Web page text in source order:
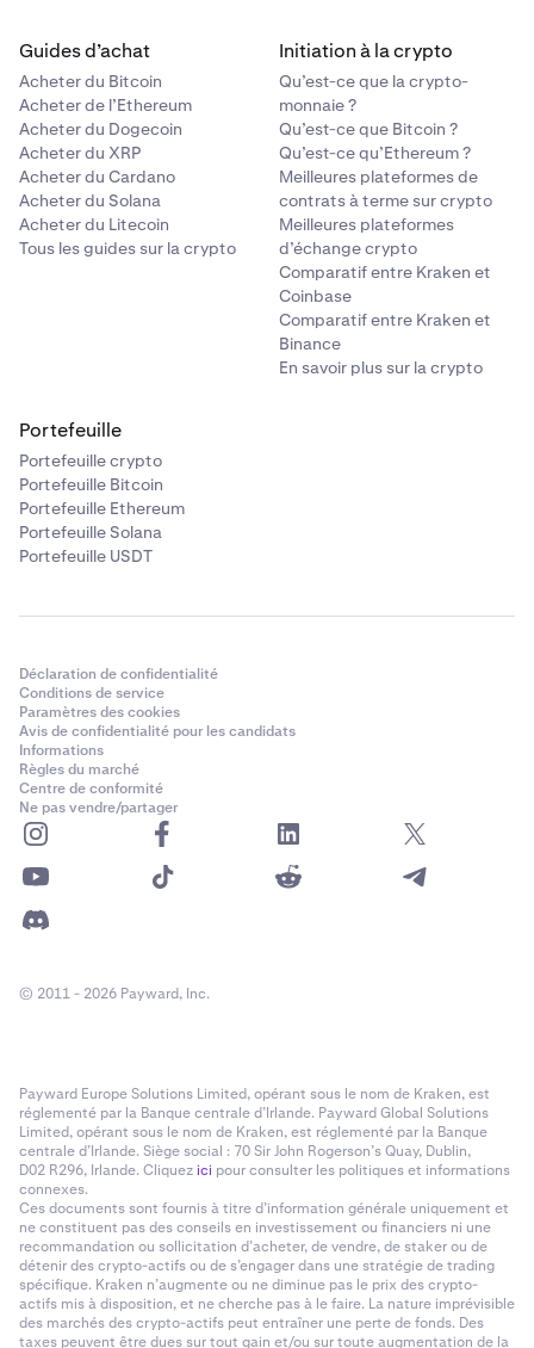
Guides d’achat
Acheter du Bitcoin
Acheter de l’Ethereum
Acheter du Dogecoin
Acheter du XRP
Acheter du Cardano
Acheter du Solana
Acheter du Litecoin
Tous les guides sur la crypto
Initiation à la crypto
Qu’est-ce que la crypto-
monnaie ?
Qu’est-ce que Bitcoin ?
Qu’est-ce qu’Ethereum ?
Meilleures plateformes de
contrats à terme sur crypto
Meilleures plateformes
d’échange crypto
Comparatif entre Kraken et
Coinbase
Comparatif entre Kraken et
Binance
En savoir plus sur la crypto
Portefeuille
Portefeuille crypto
Portefeuille Bitcoin
Portefeuille Ethereum
Portefeuille Solana
Portefeuille USDT
Déclaration de confidentialité
Conditions de service
Paramètres des cookies
Avis de confidentialité pour les candidats
Informations
Règles du marché
Centre de conformité
Ne pas vendre/partager
© 2011 - 2026 Payward, Inc.
Payward Europe Solutions Limited, opérant sous le nom de Kraken, est
réglementé par la Banque centrale d’Irlande. Payward Global Solutions
Limited, opérant sous le nom de Kraken, est réglementé par la Banque
centrale d’Irlande. Siège social : 70 Sir John Rogerson’s Quay, Dublin,
D02 R296, Irlande. Cliquezici pour consulter les politiques et informations
connexes.
Ces documents sont fournis à titre d’information générale uniquement et
ne constituent pas des conseils en investissement ou financiers ni une
recommandation ou sollicitation d’acheter, de vendre, de staker ou de
détenir des crypto-actifs ou de s’engager dans une stratégie de trading
spécifique. Kraken n’augmente ou ne diminue pas le prix des crypto-
actifs mis à disposition, et ne cherche pas à le faire. La nature imprévisible
des marchés des crypto-actifs peut entraîner une perte de fonds. Des
taxes peuvent être dues sur tout gain et/ou sur toute augmentation de la